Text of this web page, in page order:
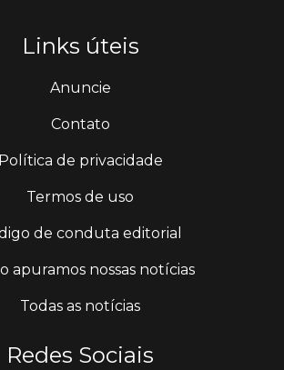
Links úteis
Anuncie
Contato
Política de privacidade
Termos de uso
de conduta editorial
apuramos nossas notícias
Todas as notícias
Redes Sociais